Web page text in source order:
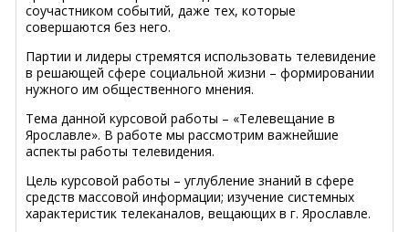
соучастником событий, даже тех, которые
совершаются без него.
Партии и лидеры стремятся использовать телевидение
в решающей сфере социальной жизни – формировании
нужного им общественного мнения.
Тема данной курсовой работы – «Телевещание в
Ярославле». В работе мы рассмотрим важнейшие
аспекты работы телевидения.
Цель курсовой работы – углубление знаний в сфере
средств массовой информации; изучение системных
характеристик телеканалов, вещающих в г. Ярославле.